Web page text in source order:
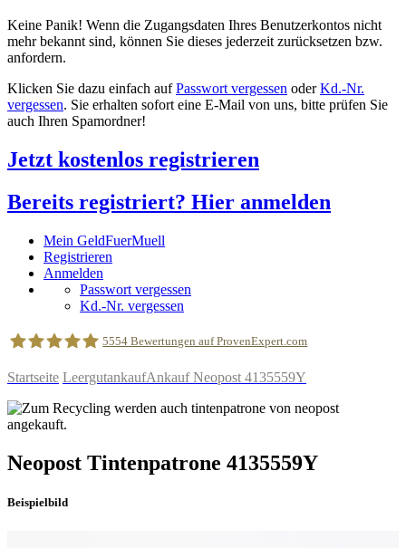
Keine Panik! Wenn die Zugangsdaten Ihres Benutzerkontos nicht
mehr bekannt sind, können Sie dieses jederzeit zurücksetzen bzw.
anfordern.
Klicken Sie dazu einfach aufPasswort vergessen oderKd.-Nr.
vergessen. Sie erhalten sofort eine E-Mail von uns, bitte prüfen Sie
auch Ihren Spamordner!
Jetzt kostenlos registrieren
Bereits registriert? Hier anmelden
Mein GeldFuerMuell
Registrieren
Anmelden
Passwort vergessen
Kd.-Nr. vergessen
5554 Bewertungen auf ProvenExpert.com
Startseite LeergutankaufAnkauf Neopost 4135559Y
Neopost Tintenpatrone 4135559Y
Beispielbild